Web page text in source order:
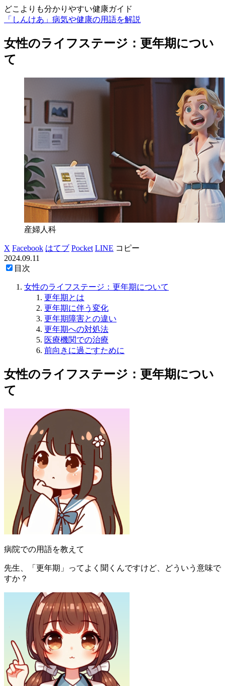
どこよりも分かりやすい健康ガイド
「しんけあ」病気や健康の用語を解説
女性のライフステージ：更年期につい
て
産婦人科
X Facebook はてブ Pocket LINE コピー
2024.09.11
目次
女性のライフステージ：更年期について
更年期とは
更年期に伴う変化
更年期障害との違い
更年期への対処法
医療機関での治療
前向きに過ごすために
女性のライフステージ：更年期につい
て
病院での用語を教えて
先生、「更年期」ってよく聞くんですけど、どういう意味で
すか？